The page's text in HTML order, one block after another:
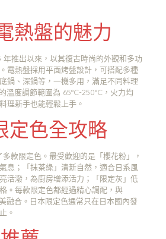
熱盤的魅力
年推出以來，以其復古時尚的外觀和多功
電熱盤採用平面烤盤設計，可搭配多種
鍋、深鍋等，一機多用，滿足不同料理
溫度調節範圍為 65°C-250°C，火力均
理新手也能輕鬆上手。
定色全攻略
款限定色。最受歡迎的是「櫻花粉」，
息；「抹茶綠」清新自然，適合日系風
活潑，為廚房增添活力；「限定灰」低
。每款限定色都經過精心調配，與
融合。日本限定色通常只在日本國內發
。